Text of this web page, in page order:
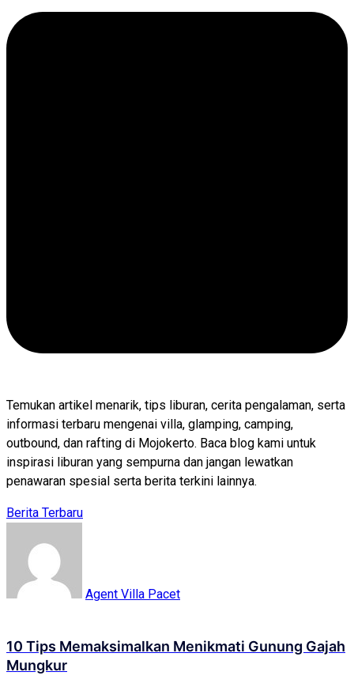
Temukan artikel menarik, tips liburan, cerita pengalaman, serta
informasi terbaru mengenai villa, glamping, camping,
outbound, dan rafting di Mojokerto. Baca blog kami untuk
inspirasi liburan yang sempurna dan jangan lewatkan
penawaran spesial serta berita terkini lainnya.
Berita Terbaru
Agent Villa Pacet
10 Tips Memaksimalkan Menikmati Gunung Gajah
Mungkur